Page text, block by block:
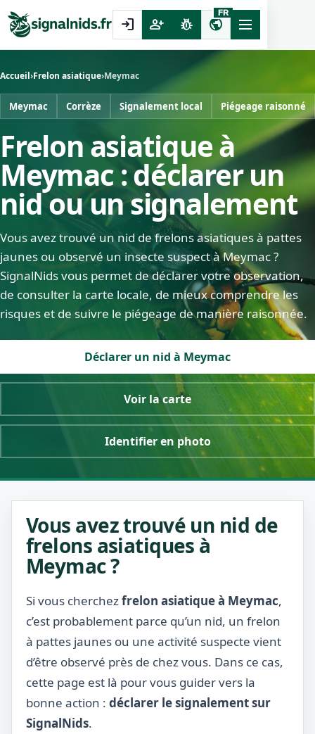
login person_add pest_control public
FR
Accueil›Frelon asiatique›Meymac
Meymac Corrèze Signalement local Piégeage raisonné
Frelon asiatique à
Meymac : déclarer un
nid ou un signalement
Vous avez trouvé un nid de frelons asiatiques à pattes
jaunes ou observé un insecte suspect à Meymac ?
SignalNids vous permet de déclarer votre observation,
de consulter la carte locale, de mieux comprendre les
risques et de suivre le piégeage de manière raisonnée.
Déclarer un nid à Meymac
Voir la carte
Identifier en photo
Vous avez trouvé un nid de
frelons asiatiques à
Meymac ?
Si vous cherchezfrelon asiatique à Meymac,
c’est probablement parce qu’un nid, un frelon
à pattes jaunes ou une activité suspecte vient
d’être observé près de chez vous. Dans ce cas,
cette page est là pour vous guider vers la
bonne action : déclarer le signalement sur
SignalNids.